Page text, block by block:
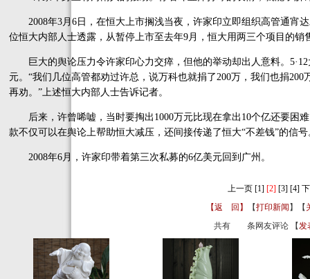
2008年3月6日，在恒大上市搁浅当夜，许家印立即组织高管通宵
位恒大内部人士透露，从暂停上市至去年9月，恒大用两三个项目的
巨大的舆论压力令许家印心力交瘁，但他的举动却出人意料。5·12
元。“我们几位高管都劝过许总，说万科也就捐了200万，我们也捐
再劝。”上述恒大内部人士告诉记者。
后来，许曾唏嘘，当时要掏出1000万元比现在拿出10个亿还要困
款不仅可以在舆论上帮助恒大减压，还间接传递了恒大“不差钱”的信号
2008年6月，许家印带着第三次私募的6亿美元回到广州。
上一页 [1] [2] [3] [4]
【返 回】
【打印新闻 】【
共有
条网友评论 【发